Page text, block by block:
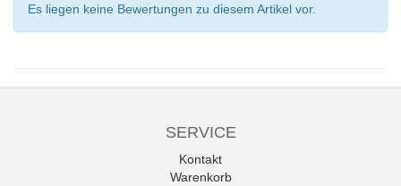
Es liegen keine Bewertungen zu diesem Artikel vor.
SERVICE
Kontakt
Warenkorb